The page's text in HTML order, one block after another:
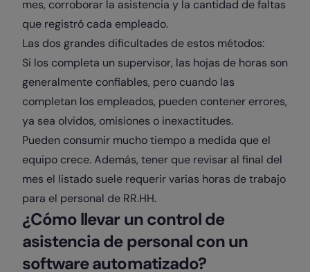
mes, corroborar la asistencia y la cantidad de faltas
que registró cada empleado.
Las dos grandes dificultades de estos métodos:
Si los completa un supervisor, las hojas de horas son
generalmente confiables, pero cuando las
completan los empleados, pueden contener errores,
ya sea olvidos, omisiones o inexactitudes.
Pueden consumir mucho tiempo a medida que el
equipo crece. Además, tener que revisar al final del
mes el listado suele requerir varias horas de trabajo
para el personal de RR.HH.
‍¿Cómo llevar un control de
asistencia de personal con un
software automatizado?